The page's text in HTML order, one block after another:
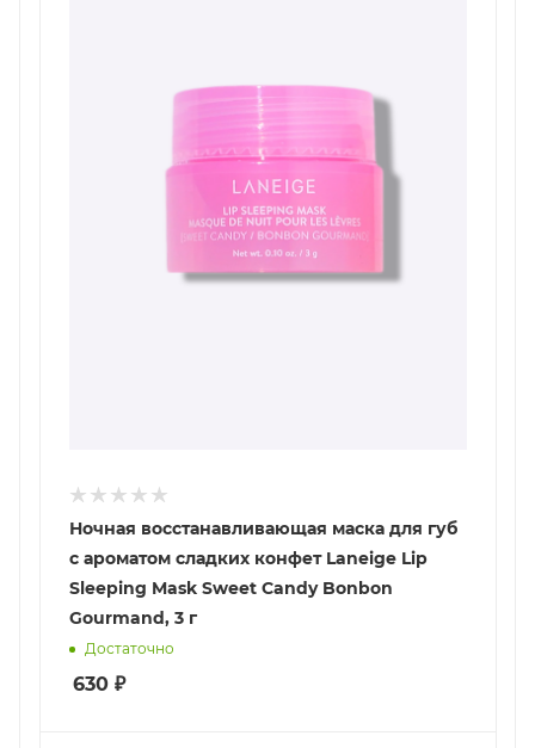
Ночная восстанавливающая маска для губ
с ароматом сладких конфет Laneige Lip
Sleeping Mask Sweet Candy Bonbon
Gourmand, 3 г
Достаточно
630 ₽